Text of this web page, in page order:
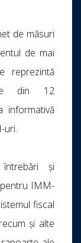
de măsuri
de mai
reprezintă
din 12
informativă
uri.
și
IMM-
fiscal
și alte